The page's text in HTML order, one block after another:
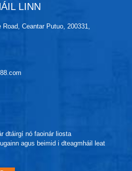
LINN
Ceantar Putuo, 200331,
dtáirgí nó faoinár liosta
agus beimid i dteagmháil leat